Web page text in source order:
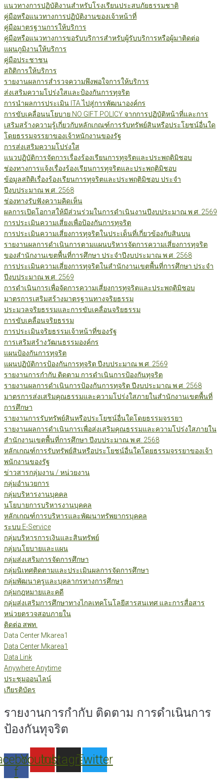
แนวทางการปฏิบัติงานสำหรับโรงเรียนประสบภัยธรรมชาติ
คู่มือหรือแนวทางการปฏิบัติงานของเจ้าหน้าที่
คู่มือมาตรฐานการให้บริการ
คู่มือหรือแนวทางการขอรับบริการสำหรับผู้รับบริการหรือผู้มาติดต่อ
แผนภูมิงานให้บริการ
คู่มือประชาชน
สถิติการให้บริการ
รายงานผลการสำรวจความพึงพอใจการให้บริการ
ส่งเสริมความโปร่งใสและป้องกันการทุจริต
การนำผลการประเมิน ITA ไปสู่การพัฒนาองค์กร
การขับเคลื่อนนโยบาย NO GIFT POLICY จากการปฏิบัติหน้าที่และการ
เสริมสร้างความรู้เกี่ยวกับหลักเกณฑ์การรับทรัพย์สินหรือประโยชน์อื่นใด
โดยธรรมจรรยาของเจ้าหนักงานของรัฐ
การส่งเสริมความโปร่งใส
แนวปฏิบัติการจัดการเรื่องร้องเรียนการทุจริตและประพฤติมิชอบ
ช่องทางการแจ้งเรื่องร้องเรียนการทุจริตและประพฤติมิชอบ
ข้อมูลสถิติเรื่องร้องเรียนการทุจริตและประพฤติมิชอบ ประจำ
ปีงบประมาณ พ.ศ. 2568
ช่องทางรับฟังความคิดเห็น
ผลการเปิดโอกาสให้มีส่วนร่วมในการดำเนินงานปีงบประมาณ พ.ศ. 2569
การประเมินความเสี่ยงเพื่อป้องกันการทุจริต
การประเมินความเสี่ยงการทุจริตในประเด็นที่เกี่ยวข้องกับสินบน
รายงานผลการดำเนินการตามแผนบริหารจัดการความเสี่ยงการทุจริต
ของสำนักงานเขตพื้นที่การศึกษา ประจำปีงบประมาณ พ.ศ. 2568
การประเมินความเสี่ยงการทุจริตในสำนักงานเขตพื้นที่การศึกษา ประจำ
ปีงบประมาณ พ.ศ. 2569
การดำเนินการเพื่อจัดการความเสี่ยงการทุจริตและประพฤติมิชอบ
มาตรการเสริมสร้างมาตรฐานทางจริยธรรม
ประมวลจริยธรรมและการขับเคลื่อนจริยธรรม
การขับเคลื่อนจริยธรรม
การประเมินจริยธรรมเจ้าหน้าที่ของรัฐ
การเสริมสร้างวัฒนธรรมองค์กร
แผนป้องกันการทุจริต
แผนปฏิบัติการป้องกันการทุจริต ปีงบประมาณ พ.ศ. 2569
รายงานการกำกับ ติดตาม การดำเนินการป้องกันทุจริต
รายงานผลการดำเนินการป้องกันการทุจริต ปีงบประมาณ พ.ศ. 2568
มาตรการส่งเสริมคุณธรรมและความโปร่งใสภายในสำนักงานเขตพื้นที่
การศึกษา
รายงานการรับทรัพย์สินหรือประโยชน์อื่นใดโดยธรรมจรรยา
รายงานผลการดำเนินการเพื่อส่งเสริมคุณธรรมและความโปร่งใสภายใน
สำนักงานเขตพื้นที่การศึกษา ปีงบประมาณ พ.ศ. 2568
หลักเกณฑ์การรับทรัพย์สินหรือประโยชน์อื่นใดโดยธรรมจรรยาของเจ้า
พนักงานของรัฐ
ข่าวสารกลุ่มงาน / หน่วยงาน
กลุ่มอำนวยการ
กลุ่มบริหารงานบุคคล
นโยบายการบริหารงานบุคคล
หลักเกณฑ์การบริหารและพัฒนาทรัพยากรบุคคล
ระบบ E-Service
กลุ่มบริหารการเงินและสินทรัพย์
กลุ่มนโยบายและแผน
กลุ่มส่งเสริมการจัดการศึกษา
กลุ่มนิเทศติดตามและประเมินผลการจัดการศึกษา
กลุ่มพัฒนาครูและบุคลากรทางการศึกษา
กลุ่มกฎหมายและคดี
กลุ่มส่งเสริมการศึกษาทางไกลเทคโนโลยีสารสนเทศ และการสื่อสาร
หน่วยตรวจสอบภายใน
ติดต่อ สพท.
Data Center Mkarea1
Data Center Mkarea1
Data Link
Anywhere Anytime
ประชุมออนไลน์
เกียรติบัตร
รายงานการกำกับ ติดตาม การดำเนินการ
ป้องกันทุจริต
f
Youtube
Instagram
Twitter